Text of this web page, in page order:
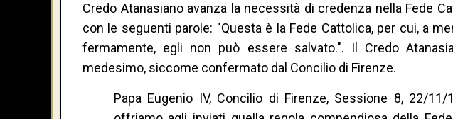
Credo Atanasiano avanza la necessità di credenza nella Fede
con le seguenti parole: "Questa è la Fede Cattolica, per cui, a
fermamente, egli non può essere salvato.". Il Credo
medesimo, siccome confermato dal Concilio di Firenze.
Papa Eugenio IV, Concilio di Firenze, Sessione 8, 22/11/